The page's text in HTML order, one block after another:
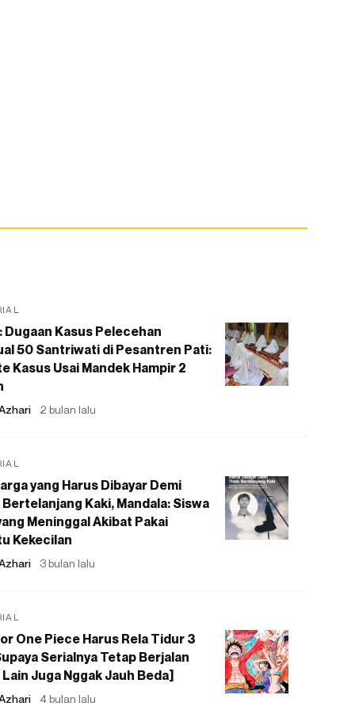
Dugaan Kasus Pelecehan
50 Santriwati di Pesantren Pati:
Kasus Usai Mandek Hampir 2
2 bulan lalu
yang Harus Dibayar Demi
Kaki, Mandala: Siswa
Meninggal Akibat Pakai
Kekecilan
3 bulan lalu
One Piece Harus Rela Tidur 3
Serialnya Tetap Berjalan
Lain Juga Nggak Jauh Beda]
4 bulan lalu